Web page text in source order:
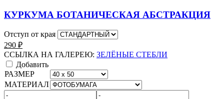
КУРКУМА БОТАНИЧЕСКАЯ АБСТРАКЦИЯ
Отступ от края
290 ₽
ССЫЛКА НА ГАЛЕРЕЮ: ЗЕЛЁНЫЕ СТЕБЛИ
Добавить
РАЗМЕР
МАТЕРИАЛ